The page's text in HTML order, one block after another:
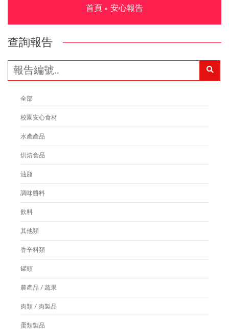
首頁 安心報告
查詢報告
全部
校園安心食材
水產產品
烘焙食品
油脂
調味醬料
飲料
其他類
香辛料類
罐頭
農產品 / 蔬果
肉類 / 肉製品
蛋類製品